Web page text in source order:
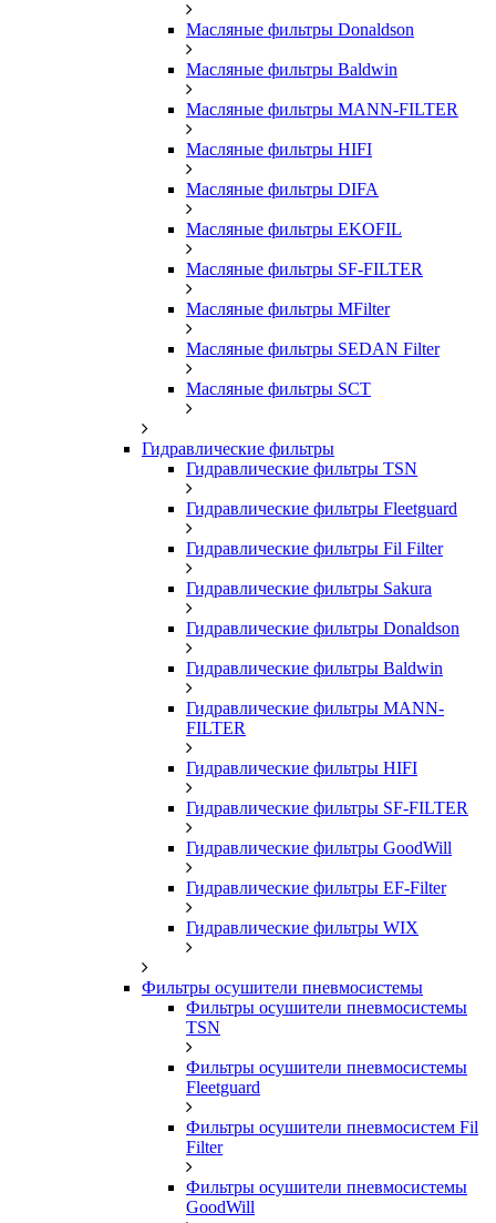
Масляные фильтры Donaldson
Масляные фильтры Baldwin
Масляные фильтры MANN-FILTER
Масляные фильтры HIFI
Масляные фильтры DIFA
Масляные фильтры EKOFIL
Масляные фильтры SF-FILTER
Масляные фильтры MFilter
Масляные фильтры SEDAN Filter
Масляные фильтры SCT
Гидравлические фильтры
Гидравлические фильтры TSN
Гидравлические фильтры Fleetguard
Гидравлические фильтры Fil Filter
Гидравлические фильтры Sakura
Гидравлические фильтры Donaldson
Гидравлические фильтры Baldwin
Гидравлические фильтры MANN-
FILTER
Гидравлические фильтры HIFI
Гидравлические фильтры SF-FILTER
Гидравлические фильтры GoodWill
Гидравлические фильтры EF-Filter
Гидравлические фильтры WIX
Фильтры осушители пневмосистемы
Фильтры осушители пневмосистемы
TSN
Фильтры осушители пневмосистемы
Fleetguard
Фильтры осушители пневмосистем Fil
Filter
Фильтры осушители пневмосистемы
GoodWill